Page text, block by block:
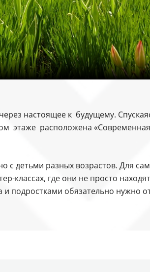
настоящее к будущему.
этаже расположена
детьми разных возрастов. Для
классах, где они не просто
обязательно нужно